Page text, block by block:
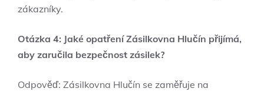
zákazníky.
Otázka 4: Jaké opatření Zásilkovna Hlučín přijímá,
aby zaručila bezpečnost zásilek?
Odpověď: Zásilkovna Hlučín se zaměřuje na